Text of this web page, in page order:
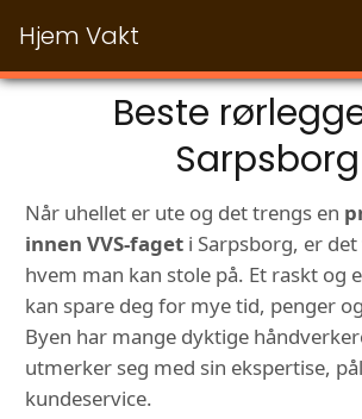
Hjem Vakt
Beste
Sarpsborg
Når uhellet er ute og det trengs en
innen VVS-faget i Sarpsborg, er
hvem man kan stole på. Et raskt og
kan spare deg for mye tid, penger
Byen har mange dyktige
utmerker seg med sin ekspertise,
kundeservice.